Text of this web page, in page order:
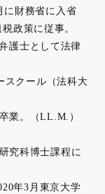
に財務省に入省
政策に従事。
護士として法律
スクール（法科大
業。（LL.M.）
究科博士課程に
年3月東京大学